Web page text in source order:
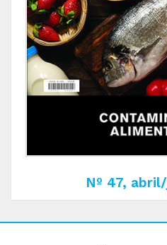
Nº 47,